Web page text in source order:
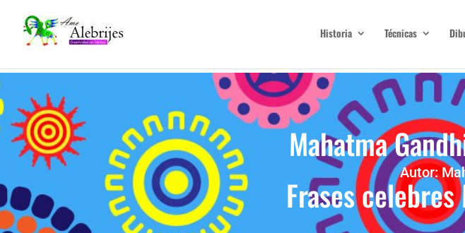
Historia Técnicas
Mahatma
Autor:
Frases